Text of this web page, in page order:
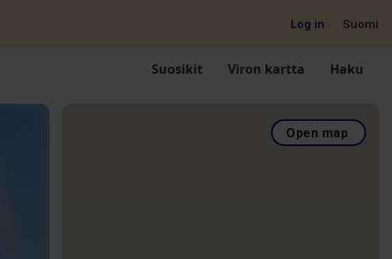
Log in Suomi
Suosikit Viron kartta Haku
Open map